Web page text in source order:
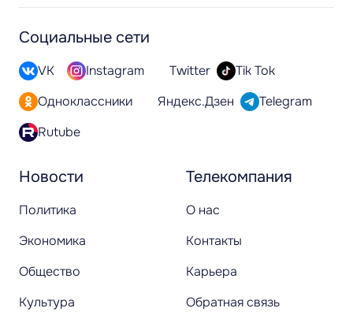
Новости
Политика
Экономика
Общество
Культура
Телекомпания
О нас
Контакты
Карьера
Обратная связь
Социальные сети
VK Instagram Twitter
Tik Tok
Одноклассники
Яндекс.Дзен
Telegram
Rutube